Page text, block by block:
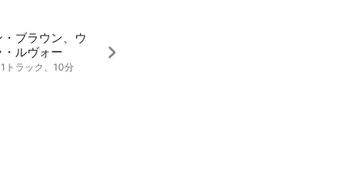
・ブラウン、ウ
・ルヴォー
トラック、10分